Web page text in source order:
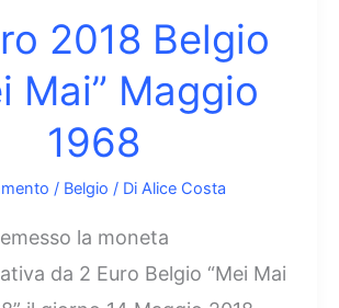
2018 Belgio
Mai” Maggio
1968
/ Belgio / Di Alice Costa
la moneta
da 2 Euro Belgio “Mei Mai